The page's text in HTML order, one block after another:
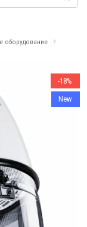
оборудование
-18%
New